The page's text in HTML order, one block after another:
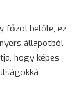
főzöl belőle, ez
állapotból
hogy képes